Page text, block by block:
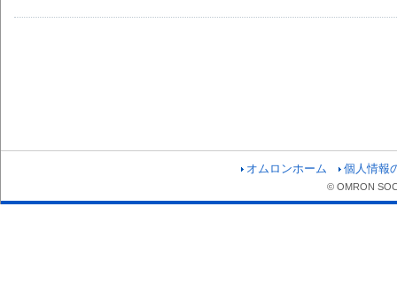
オムロンホーム 個人情報
© OMRON